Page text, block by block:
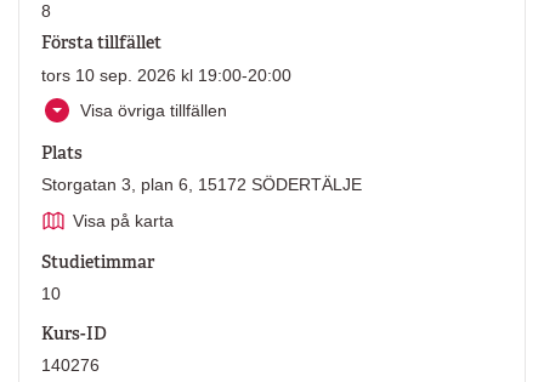
8
Första tillfället
tors 10 sep. 2026 kl 19:00-20:00
Visa övriga tillfällen
Plats
Storgatan 3, plan 6, 15172 SÖDERTÄLJE
Visa på karta
Studietimmar
10
Kurs-ID
140276